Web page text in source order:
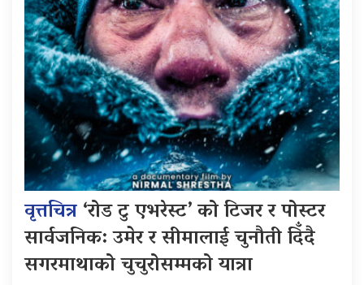
वृत्तचित्र‘रोड टु एभरेस्ट’ को टिजर र पोस्टर
सार्वजनिक: उमेर र सीमालाई चुनौती दिँदै
सगरमाथाको चुचुरोसम्मको यात्रा